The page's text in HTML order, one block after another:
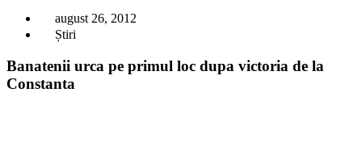
august 26, 2012
Știri
Banatenii urca pe primul loc dupa victoria de la
Constanta